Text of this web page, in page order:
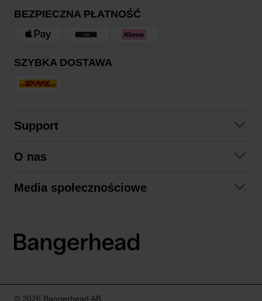
BEZPIECZNA PŁATNOŚĆ
SZYBKA DOSTAWA
Support
Regulamin zakupów
O nas
Zrównoważony rozwój
Media społecznościowe
LinkedIn
© 2026 Bangerhead AB